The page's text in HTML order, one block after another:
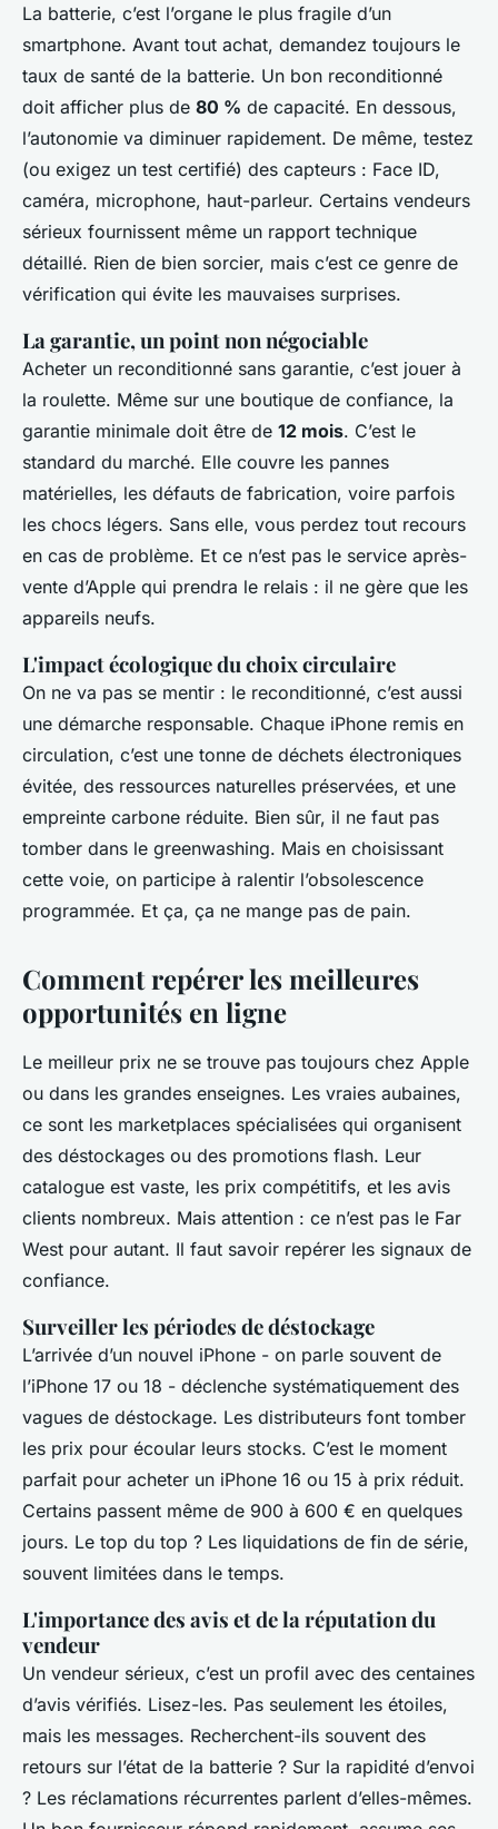
La batterie, c’est l’organe le plus fragile d’un
smartphone. Avant tout achat, demandez toujours le
taux de santé de la batterie. Un bon reconditionné
doit afficher plus de 80 % de capacité. En dessous,
l’autonomie va diminuer rapidement. De même, testez
(ou exigez un test certifié) des capteurs : Face ID,
caméra, microphone, haut-parleur. Certains vendeurs
sérieux fournissent même un rapport technique
détaillé. Rien de bien sorcier, mais c’est ce genre de
vérification qui évite les mauvaises surprises.
La garantie, un point non négociable
Acheter un reconditionné sans garantie, c’est jouer à
la roulette. Même sur une boutique de confiance, la
garantie minimale doit être de 12 mois. C’est le
standard du marché. Elle couvre les pannes
matérielles, les défauts de fabrication, voire parfois
les chocs légers. Sans elle, vous perdez tout recours
en cas de problème. Et ce n’est pas le service après-
vente d’Apple qui prendra le relais : il ne gère que les
appareils neufs.
L'impact écologique du choix circulaire
On ne va pas se mentir : le reconditionné, c’est aussi
une démarche responsable. Chaque iPhone remis en
circulation, c’est une tonne de déchets électroniques
évitée, des ressources naturelles préservées, et une
empreinte carbone réduite. Bien sûr, il ne faut pas
tomber dans le greenwashing. Mais en choisissant
cette voie, on participe à ralentir l’obsolescence
programmée. Et ça, ça ne mange pas de pain.
Comment repérer les meilleures
opportunités en ligne
Le meilleur prix ne se trouve pas toujours chez Apple
ou dans les grandes enseignes. Les vraies aubaines,
ce sont les marketplaces spécialisées qui organisent
des déstockages ou des promotions flash. Leur
catalogue est vaste, les prix compétitifs, et les avis
clients nombreux. Mais attention : ce n’est pas le Far
West pour autant. Il faut savoir repérer les signaux de
confiance.
Surveiller les périodes de déstockage
L’arrivée d’un nouvel iPhone - on parle souvent de
l’iPhone 17 ou 18 - déclenche systématiquement des
vagues de déstockage. Les distributeurs font tomber
les prix pour écoular leurs stocks. C’est le moment
parfait pour acheter un iPhone 16 ou 15 à prix réduit.
Certains passent même de 900 à 600 € en quelques
jours. Le top du top ? Les liquidations de fin de série,
souvent limitées dans le temps.
L'importance des avis et de la réputation du
vendeur
Un vendeur sérieux, c’est un profil avec des centaines
d’avis vérifiés. Lisez-les. Pas seulement les étoiles,
mais les messages. Recherchent-ils souvent des
retours sur l’état de la batterie ? Sur la rapidité d’envoi
? Les réclamations récurrentes parlent d’elles-mêmes.